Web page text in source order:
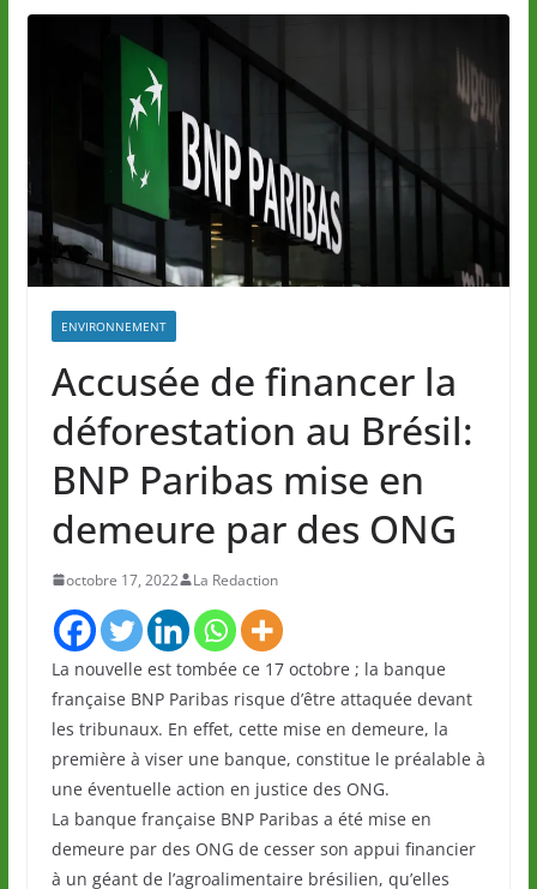
ENVIRONNEMENT
Accusée de financer la
déforestation au Brésil:
BNP Paribas mise en
demeure par des ONG
octobre 17, 2022 La Redaction
La nouvelle est tombée ce 17 octobre ; la banque
française BNP Paribas risque d’être attaquée devant
les tribunaux. En effet, cette mise en demeure, la
première à viser une banque, constitue le préalable à
une éventuelle action en justice des ONG.
La banque française BNP Paribas a été mise en
demeure par des ONG de cesser son appui financier
à un géant de l’agroalimentaire brésilien, qu’elles